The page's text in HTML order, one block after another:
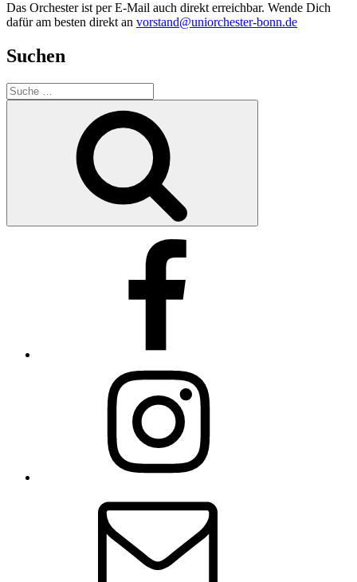
Das Orchester ist per E-Mail auch direkt erreichbar. Wende Dich
dafür am besten direkt an vorstand@uniorchester-bonn.de
Suchen
Suche
nach: